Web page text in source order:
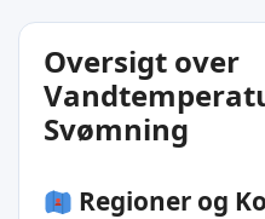
Oversigt over
Svømning
Regioner og